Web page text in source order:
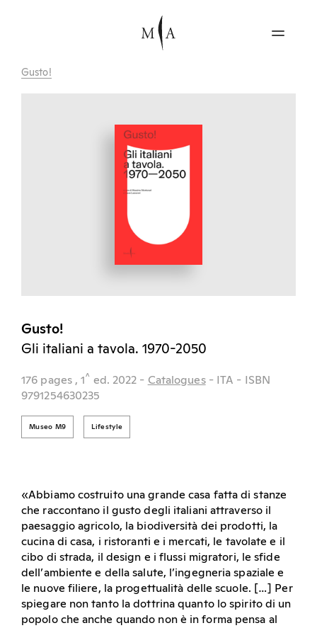
Gusto!
Gusto!
Gli italiani a tavola. 1970-2050
176 pages , 1^ ed. 2022 - Catalogues - ITA - ISBN
9791254630235
Museo M9 Lifestyle
«Abbiamo costruito una grande casa fatta di stanze
che raccontano il gusto degli italiani attraverso il
paesaggio agricolo, la biodiversità dei prodotti, la
cucina di casa, i ristoranti e i mercati, le tavolate e il
cibo di strada, il design e i flussi migratori, le sfide
dell’ambiente e della salute, l’ingegneria spaziale e
le nuove filiere, la progettualità delle scuole. […] Per
spiegare non tanto la dottrina quanto lo spirito di un
popolo che anche quando non è in forma pensa al